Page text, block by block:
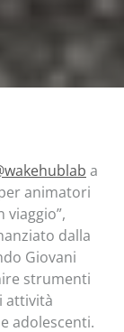
a
animatori
viaggio”,
dalla
Giovani
strumenti
attività
adolescenti.